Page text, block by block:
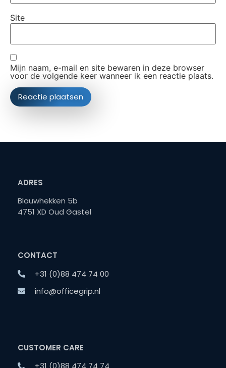
Site
Mijn naam, e-mail en site bewaren in deze browser
voor de volgende keer wanneer ik een reactie plaats.
ADRES
Blauwhekken 5b
4751 XD Oud Gastel
CONTACT
+31 (0)88 474 74 00
info@officegrip.nl
CUSTOMER CARE
+31 (0)88 474 74 74